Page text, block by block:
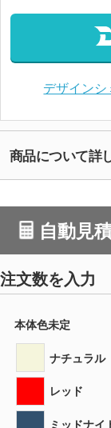
デザイン
商品について詳
自動見
注文数を入力
本体色未定
ナチュラル
レッド
ミッドナイ